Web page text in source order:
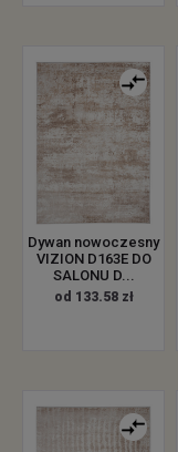
Dywan nowoczesny
VIZION D163E DO
SALONU D...
od 133.58 zł